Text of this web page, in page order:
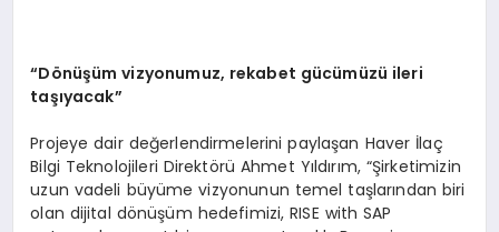
“Dönüşüm vizyonumuz, rekabet gücümüzü ileri
taşıyacak”
Projeye dair değerlendirmelerini paylaşan Haver İlaç
Bilgi Teknolojileri Direktörü Ahmet Yıldırım, “Şirketimizin
uzun vadeli büyüme vizyonunun temel taşlarından biri
olan dijital dönüşüm hedefimizi, RISE with SAP